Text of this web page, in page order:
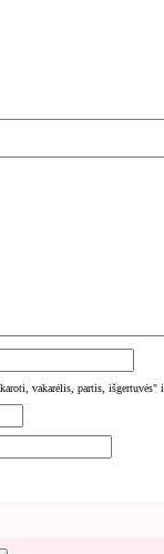
vakarėlis, partis, išgertuvės"